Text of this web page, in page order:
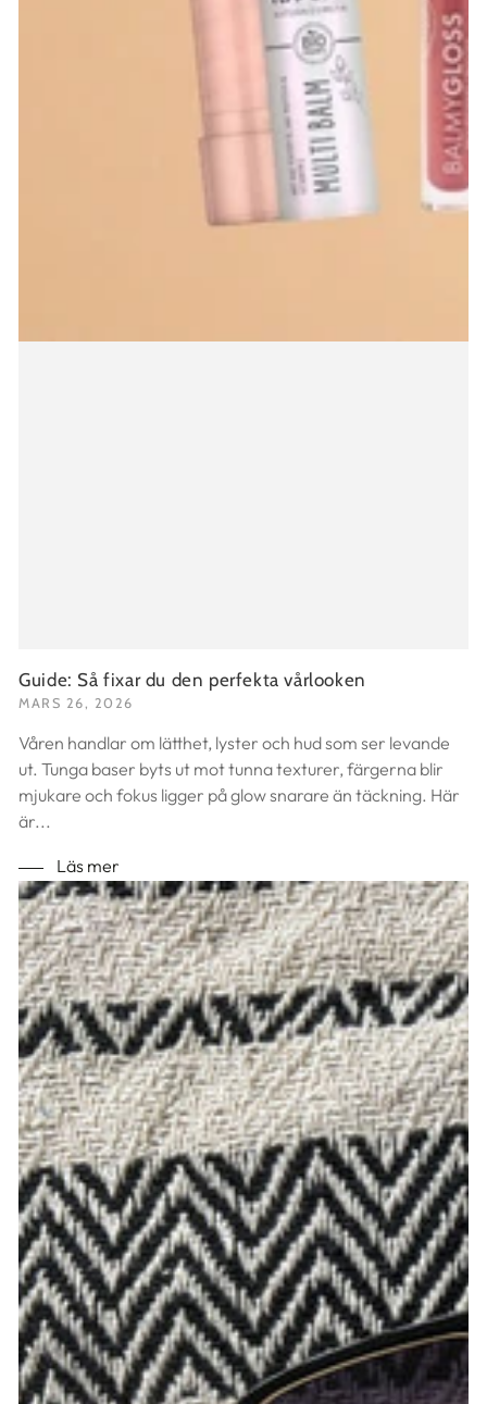
Guide: Så fixar du den perfekta vårlooken
MARS 26, 2026
Våren handlar om lätthet, lyster och hud som ser levande
ut. Tunga baser byts ut mot tunna texturer, färgerna blir
mjukare och fokus ligger på glow snarare än täckning. Här
är...
Läs mer